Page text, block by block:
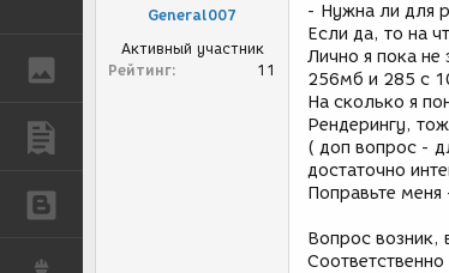
ГАЛЕРЕЯ
и
я
General007
Активный участник
Рейтинг
11
- Нужна ли для
Если да, то на
Лично я пока
256мб и 285 с
На сколько я
Рендерингу,
( доп вопрос -
достаточно
Поправьте меня
Вопрос возник,